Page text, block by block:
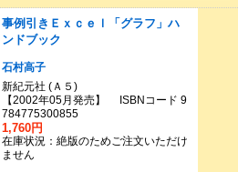
事例引きＥｘｃｅｌ「グラフ」ハ
ンドブック
石村高子
新紀元社 (Ａ５)
【2002年05月発売】 ISBNコード 9
784775300855
1,760円
在庫状況：絶版のためご注文いただけ
ません